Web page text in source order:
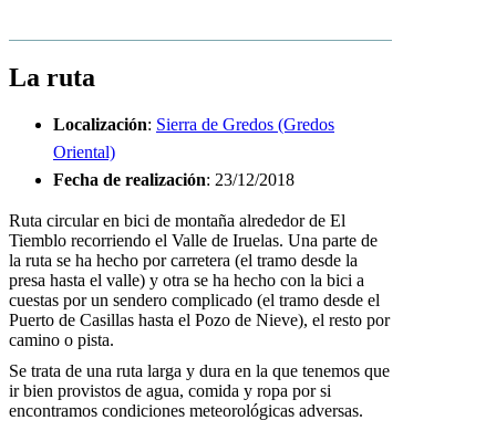
La ruta
Localización: Sierra de Gredos (Gredos
Oriental)
Fecha de realización: 23/12/2018
Ruta circular en bici de montaña alrededor de El
Tiemblo recorriendo el Valle de Iruelas. Una parte de
la ruta se ha hecho por carretera (el tramo desde la
presa hasta el valle) y otra se ha hecho con la bici a
cuestas por un sendero complicado (el tramo desde el
Puerto de Casillas hasta el Pozo de Nieve), el resto por
camino o pista.
Se trata de una ruta larga y dura en la que tenemos que
ir bien provistos de agua, comida y ropa por si
encontramos condiciones meteorológicas adversas.